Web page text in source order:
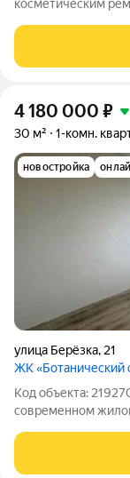
косметическим
выходят во двор,
Внутри квартиры
4 180 000 ₽
30 м² 1-комн.
новостройка
улица Берёзка, 21
ЖК «Ботанический
Код объекта:
современном
г.Оренбург, ул.
Квартира без